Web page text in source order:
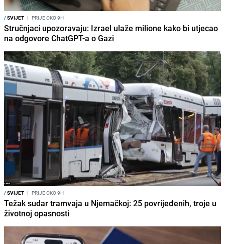
/SVIJET I PRIJE OKO 9H
Stručnjaci upozoravaju: Izrael ulaže milione kako bi utjecao
na odgovore ChatGPT-a o Gazi
/SVIJET I PRIJE OKO 9H
Težak sudar tramvaja u Njemačkoj: 25 povrijeđenih, troje u
životnoj opasnosti